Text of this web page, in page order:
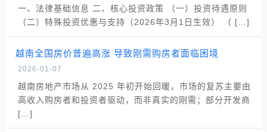
一、法律基础信息 二、核心投资政策 （一）投资待遇原则
（二）特殊投资优惠与支持（2026年3月1日生效） （ […]
越南全国房价普遍高涨 导致刚需购房者面临困境
2026-01-07
越南房地产市场从 2025 年初开始回暖，市场的复苏主要由
高收入购房者和投资者驱动，而非真实的刚需；部分开发商
[…]